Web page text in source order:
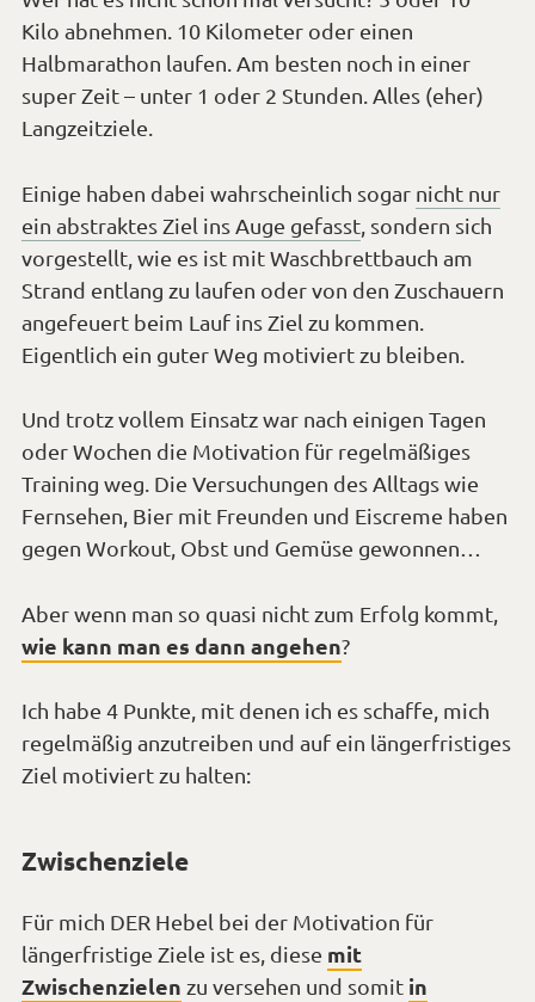
Kilo abnehmen. 10 Kilometer oder einen
Halbmarathon laufen. Am besten noch in einer
super Zeit – unter 1 oder 2 Stunden. Alles (eher)
Langzeitziele.
Einige haben dabei wahrscheinlich sogar nicht nur
ein abstraktes Ziel ins Auge gefasst , sondern sich
vorgestellt, wie es ist mit Waschbrettbauch am
Strand entlang zu laufen oder von den Zuschauern
angefeuert beim Lauf ins Ziel zu kommen.
Eigentlich ein guter Weg motiviert zu bleiben.
Und trotz vollem Einsatz war nach einigen Tagen
oder Wochen die Motivation für regelmäßiges
Training weg. Die Versuchungen des Alltags wie
Fernsehen, Bier mit Freunden und Eiscreme haben
gegen Workout, Obst und Gemüse gewonnen…
Aber wenn man so quasi nicht zum Erfolg kommt,
wie kann man es dann angehen?
Ich habe 4 Punkte, mit denen ich es schaffe, mich
regelmäßig anzutreiben und auf ein längerfristiges
Ziel motiviert zu halten:
Zwischenziele
Für mich DER Hebel bei der Motivation für
längerfristige Ziele ist es, diese mit
Zwischenzielen zu versehen und somit in